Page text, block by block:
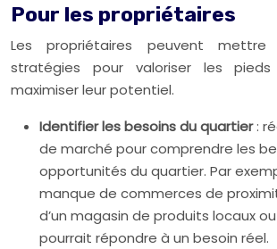
Pour les propriétaires
Les propriétaires peuvent
stratégies pour valoriser les pieds
maximiser leur potentiel.
Identifier les besoins du quartier:
de marché pour comprendre les
opportunités du quartier. Par
manque de commerces de
d’un magasin de produits locaux
pourrait répondre à un besoin réel.